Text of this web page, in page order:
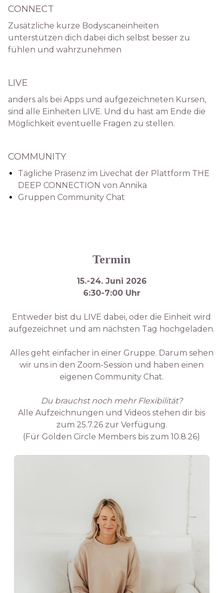
CONNECT
Zusätzliche kurze Bodyscaneinheiten
unterstützen dich dabei dich selbst besser zu
fühlen und wahrzunehmen
LIVE
anders als bei Apps und aufgezeichneten Kursen,
sind alle Einheiten LIVE. Und du hast am Ende die
Möglichkeit eventuelle Fragen zu stellen.
COMMUNITY
Tägliche Präsenz im Livechat der Plattform THE
DEEP CONNECTION von Annika
Gruppen Community Chat
Termin
15.-24. Juni 2026
6:30-7:00 Uhr
Entweder bist du LIVE dabei, oder die Einheit wird
aufgezeichnet und am nächsten Tag hochgeladen.
Alles geht einfacher in einer Gruppe. Darum sehen
wir uns in den Zoom-Session und haben einen
eigenen Community Chat.
Du brauchst noch mehr Flexibilität?
Alle Aufzeichnungen und Videos stehen dir bis
zum 25.7.26 zur Verfügung.
(Für Golden Circle Members bis zum 10.8.26)